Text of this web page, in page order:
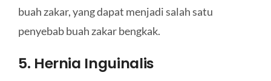
buah zakar, yang dapat menjadi salah satu
penyebab buah zakar bengkak.
5. Hernia Inguinalis